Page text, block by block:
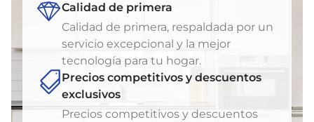
Calidad de primera
Calidad de primera, respaldada por un
servicio excepcional y la mejor
tecnología para tu hogar.
Precios competitivos y descuentos
exclusivos
Precios competitivos y descuentos